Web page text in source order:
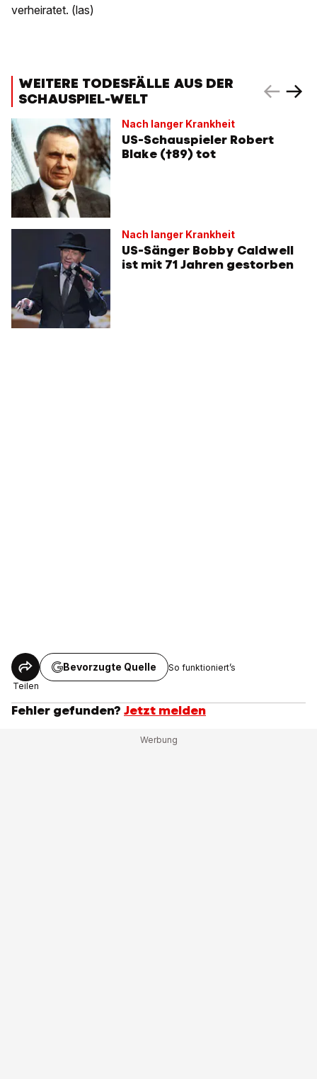
verheiratet. (las)
WEITERE TODESFÄLLE AUS DER
SCHAUSPIEL-WELT
Nach langer Krankheit
US-Schauspieler Robert
Blake (†89) tot
Nach langer Krankheit
US-Sänger Bobby Caldwell
ist mit 71 Jahren gestorben
Teilen
Bevorzugte Quelle So funktioniert’s
Fehler gefunden? Jetzt melden